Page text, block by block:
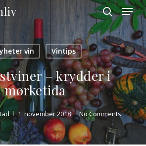
search
Menu
vin Vintips
– krydder i
mørketida
1. november 2018 No Comments
Close
Menu